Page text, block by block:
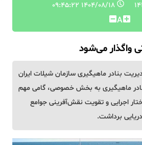
۱۴۰۴/۰۸/۱۸ ۰۹:۴۵:۲۲
A
واگذار می‌شود
بنادر ماهیگیری سازمان شیلات ایران
ماهیگیری به بخش خصوصی، گامی مهم
اجرایی و تقویت نقش‌آفرینی جوامع
برداشت.